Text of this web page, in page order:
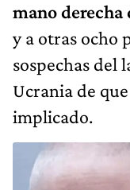
mano
y a otras ocho
sospechas del
Ucrania de
implicado.